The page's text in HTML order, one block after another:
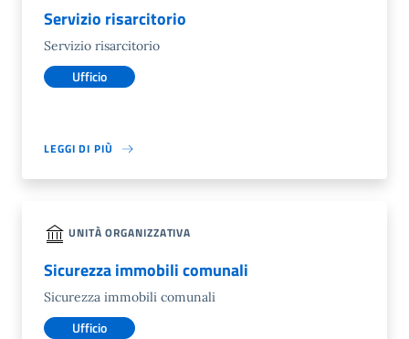
Servizio risarcitorio
Servizio risarcitorio
Ufficio
LEGGI DI PIÙ
UNITÀ ORGANIZZATIVA
Sicurezza immobili comunali
Sicurezza immobili comunali
Ufficio